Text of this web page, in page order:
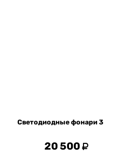
Светодиодные фонари 3
20 500